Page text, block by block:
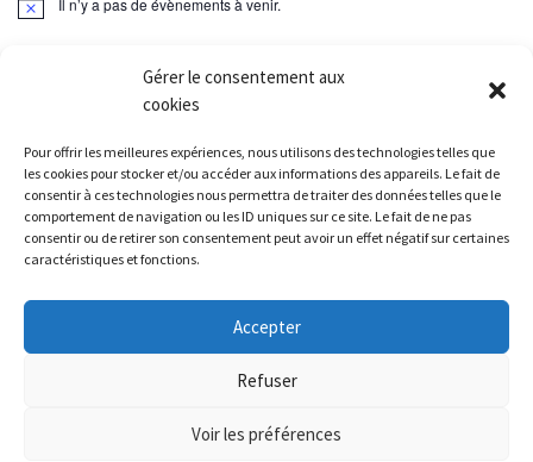
Gérer le consentement aux
cookies
Pour offrir les meilleures expériences, nous utilisons des technologies telles que
les cookies pour stocker et/ou accéder aux informations des appareils. Le fait de
consentir à ces technologies nous permettra de traiter des données telles que le
comportement de navigation ou les ID uniques sur ce site. Le fait de ne pas
consentir ou de retirer son consentement peut avoir un effet négatif sur certaines
caractéristiques et fonctions.
Accepter
Refuser
Voir les préférences
Parcourir les articles
RAPPEL : AG VENDREDI 20/092019
RETOUR À LA LISTE DES
– Tous droits réservés